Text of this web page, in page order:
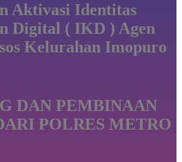
Aktivasi Identitas
Digital ( IKD ) Agen
Kelurahan Imopuro
DAN PEMBINAAN
POLRES METRO